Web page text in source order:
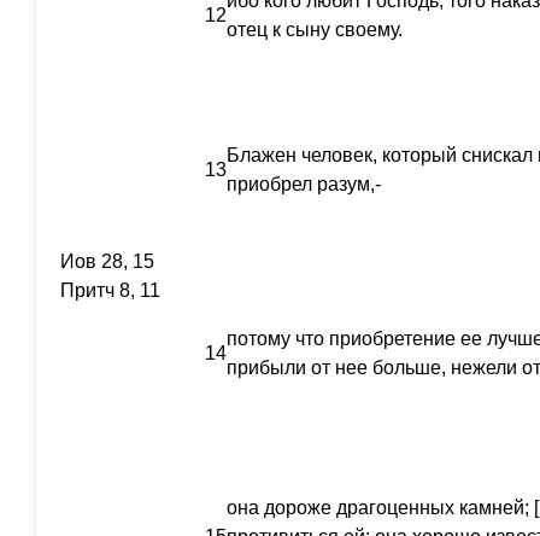
12
отец к сыну своему.
13
Блажен человек, который снискал
приобрел разум,-
Иов 28, 15
Притч 8, 11
14
потому что приобретение ее
прибыли от нее больше, нежели
она дороже драгоценных камней;